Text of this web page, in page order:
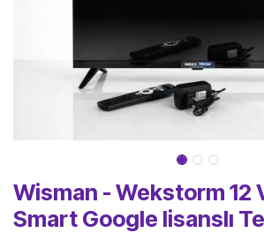
Wisman - Wekstorm 12
Smart Google lisanslı